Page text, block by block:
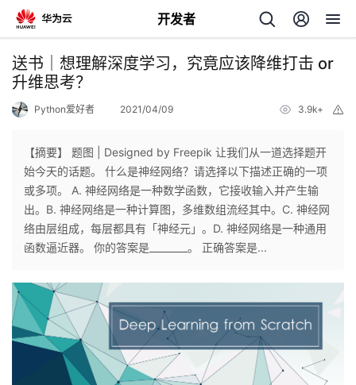
开发者
返
回
个
人
页
我
开
发
送书｜想理解深度学习，究竟应该降维打击 or
升维思考？
Python爱好者 2021/04/09 3.9k+
【摘要】 题图 | Designed by Freepik 让我们从一道选择题开
始今天的话题。 什么是神经网络？请选择以下描述正确的一项
或多项。 A. 神经网络是一种数学函数，它接收输入并产生输
出。B. 神经网络是一种计算图，多维数组流经其中。C. 神经网
络由层组成，每层都具有「神经元」。D. 神经网络是一种通用
函数逼近器。 你的答案是________。 正确答案是...